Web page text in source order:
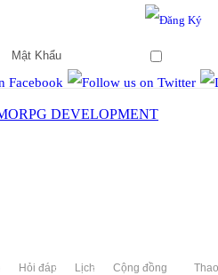
Hỏi đáp Lịch Cộng đồng